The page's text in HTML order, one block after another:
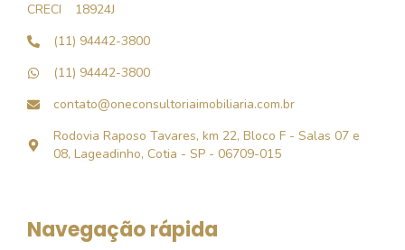
CRECI
18924J
(11) 94442-3800
(11) 94442-3800
contato@oneconsultoriaimobiliaria.com.br
Rodovia Raposo Tavares, km 22, Bloco F - Salas 07 e
08, Lageadinho, Cotia - SP - 06709-015
Navegação rápida